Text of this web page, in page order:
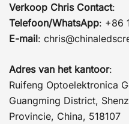
Verkoop Chris Contact:
Telefoon/WhatsApp: +86
E-mail:
Adres van het kantoor:
Ruifeng Optoelektronica
Guangming District,
Provincie, China, 518107